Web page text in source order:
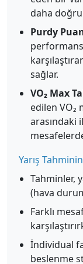
daha
Purdy
sağlar.
VO₂ Max
edilen
arasındaki
Yarış
Tahminler,
(hava
Farklı
İndividual
beslenme